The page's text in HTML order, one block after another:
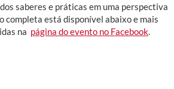
saberes e práticas em uma perspectiva
completa está disponível abaixo e mais
na página do evento no Facebook